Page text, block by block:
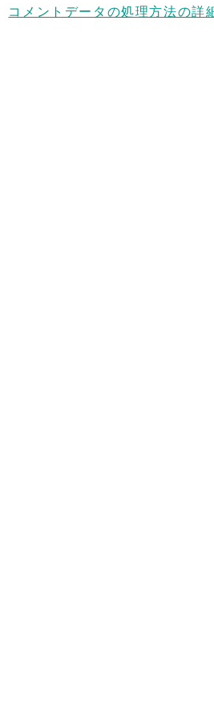
コメントデータの処理方法の詳